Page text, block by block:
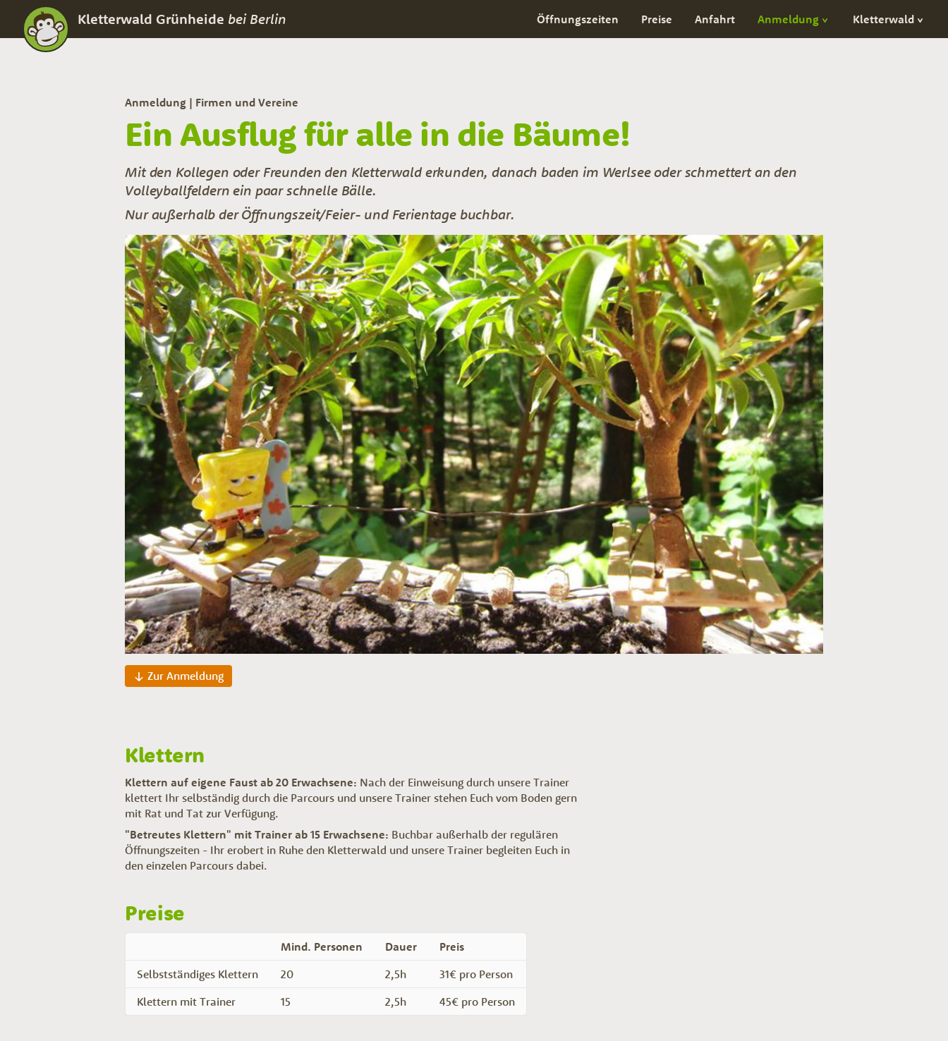
Kletterwald Grünheide bei Berlin Öffnungszeiten Preise Anfahrt Anmeldung Kletterwald
Anmeldung Firmen und Vereine
Ein Ausflug für alle in die Bäume!
Mit den Kollegen oder Freunden den Kletterwald erkunden, danach baden im Werlsee oder schmettert an den
Volleyballfeldern ein paar schnelle Bälle.
Nur außerhalb der Öffnungszeit/Feier- und Ferientage buchbar.
Zur Anmeldung
Klettern
Klettern auf eigene Faust ab 20 Erwachsene: Nach der Einweisung durch unsere Trainer
klettert Ihr selbständig durch die Parcours und unsere Trainer stehen Euch vom Boden gern
mit Rat und Tat zur Verfügung.
"Betreutes Klettern" mit Trainer ab 15 Erwachsene: Buchbar außerhalb der regulären
Öffnungszeiten - Ihr erobert in Ruhe den Kletterwald und unsere Trainer begleiten Euch in
den einzelen Parcours dabei.
Preise
Mind. Personen Dauer
Preis
Selbstständiges Klettern
20 2,5h
31€ pro Person
Klettern mit Trainer
15 2,5h 45€ pro Person